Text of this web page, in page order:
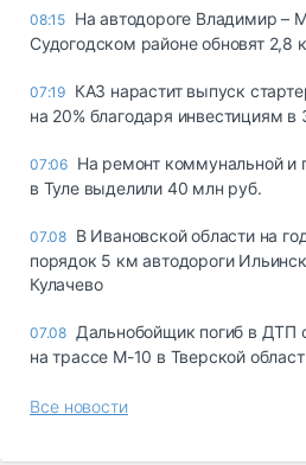
08:15 На автодороге Владимир –
Судогодском районе обновят 2,8
07:19 КАЗ нарастит выпуск
на 20% благодаря инвестициям
07:06 На ремонт коммунальной и
в Туле выделили 40 млн руб.
07.08 В Ивановской области на
порядок 5 км автодороги
Кулачево
07.08 Дальнобойщик погиб в ДТП
на трассе М-10 в Тверской
Все новости